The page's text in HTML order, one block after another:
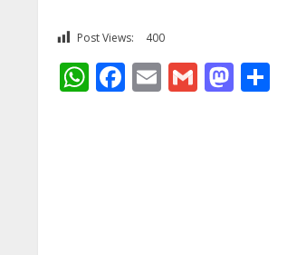
Post Views: 400
WhatsApp
Facebook
EmailGmail